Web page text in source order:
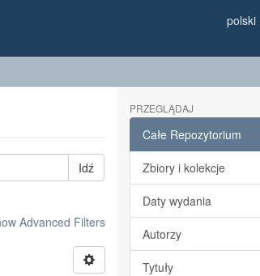
polski
Idź
Advanced Filters
PRZEGLĄDAJ
Całe Repozytorium
Zbiory i kolekcje
Daty wydania
Autorzy
Tytuły